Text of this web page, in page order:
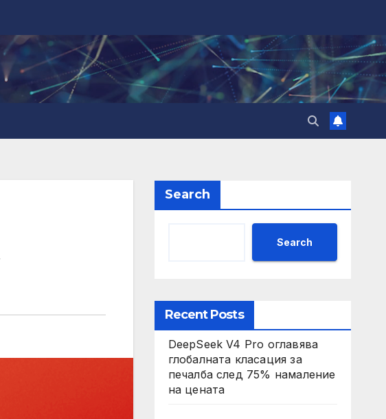
Search
Search
Recent Posts
DeepSeek V4 Pro оглавява
глобалната класация за
печалба след 75% намаление
на цената